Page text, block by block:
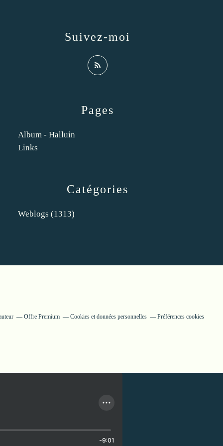
Catégories
Weblogs (1313)
Pages
Album - Halluin
Links
Suivez-moi
Offre Premium Cookies et données personnelles Préférences cookies
-9:01